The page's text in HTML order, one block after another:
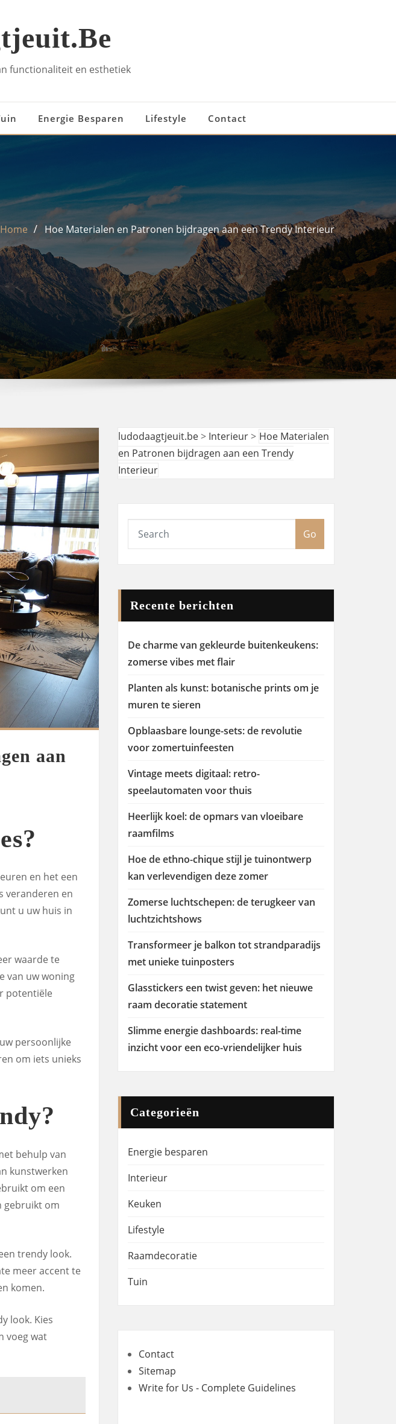
functionaliteit en esthetiek
Energie Besparen Lifestyle Contact
Home Hoe Materialen en Patronen bijdragen aan een Trendy Interieur
aan
en het een
veranderen en
u uw huis in
waarde te
van uw woning
potentiële
persoonlijke
om iets unieks
behulp van
kunstwerken
om een
gebruikt om
trendy look.
meer accent te
komen.
look. Kies
voeg wat
ludodaagtjeuit.be> Interieur> Hoe Materialen
en Patronen bijdragen aan een Trendy
Interieur
Go
Recente berichten
De charme van gekleurde buitenkeukens:
zomerse vibes met flair
Planten als kunst: botanische prints om je
muren te sieren
Opblaasbare lounge-sets: de revolutie
voor zomertuinfeesten
Vintage meets digitaal: retro-
speelautomaten voor thuis
Heerlijk koel: de opmars van vloeibare
raamfilms
Hoe de ethno-chique stijl je tuinontwerp
kan verlevendigen deze zomer
Zomerse luchtschepen: de terugkeer van
luchtzichtshows
Transformeer je balkon tot strandparadijs
met unieke tuinposters
Glasstickers een twist geven: het nieuwe
raam decoratie statement
Slimme energie dashboards: real-time
inzicht voor een eco-vriendelijker huis
Categorieën
Energie besparen
Interieur
Keuken
Lifestyle
Raamdecoratie
Tuin
Contact
Sitemap
Write for Us - Complete Guidelines